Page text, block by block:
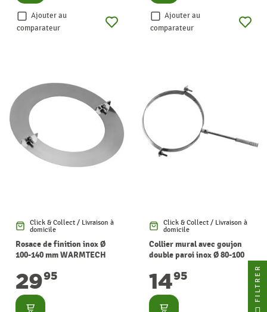
Ajouter au
comparateur
Ajouter au
comparateur
Click & Collect / Livraison à
domicile
Rosace de finition inox Ø
100-140 mm WARMTECH
2995
Consulter
Click & Collect / Livraison à
domicile
Collier mural avec goujon
double paroi inox Ø 80-100
1495
Consulter
FILTRER